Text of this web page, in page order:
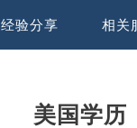
经验分享 相关
美国学历